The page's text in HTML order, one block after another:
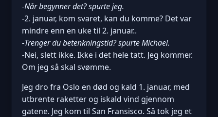
-Når begynner det? spurte jeg.
-2. januar, kom svaret, kan du komme? Det var
mindre enn en uke til 2. januar..
-Trenger du betenkningstid? spurte Michael.
-Nei, slett ikke. Ikke i det hele tatt. Jeg kommer.
Om jeg så skal svømme.
Jeg dro fra Oslo en død og kald 1. januar, med
utbrente raketter og iskald vind gjennom
gatene. Jeg kom til San Fransisco. Så tok jeg et